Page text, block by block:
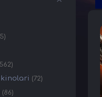
(72)
(86)